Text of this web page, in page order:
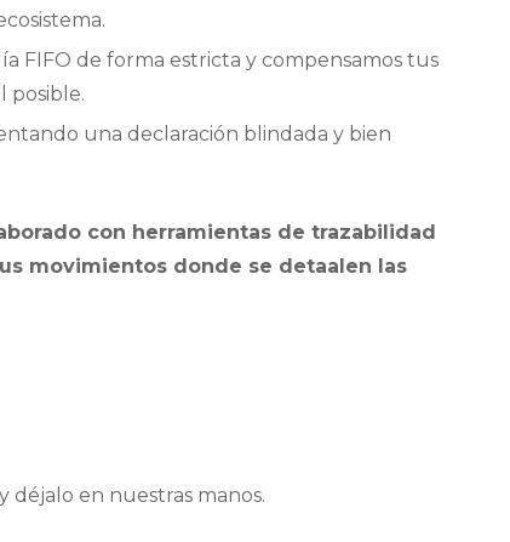
FIFO de forma estricta y compensamos tus
posible.
una declaración blindada y bien
con herramientas de trazabilidad
movimientos donde se detaalen las
déjalo en nuestras manos.